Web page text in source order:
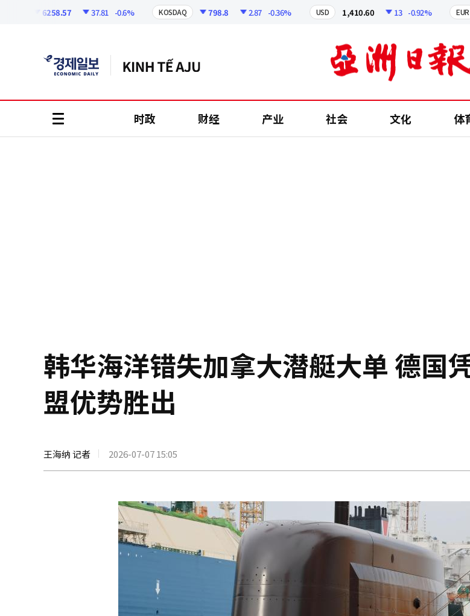
6258.57 37.81 -0.6% KOSDAQ 798.8 2.87 -0.36% USD 1,410.60 -0.92% EUR
时政 财经 产业 社会 文化 体
韩华海洋错失加拿大潜艇大单 德国
盟优势胜出
王海纳 记者 2026-07-07 15:05